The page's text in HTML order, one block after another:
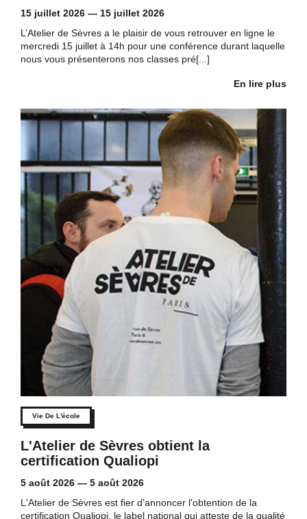
15 juillet 2026 — 15 juillet 2026
L’Atelier de Sèvres a le plaisir de vous retrouver en ligne le
mercredi 15 juillet à 14h pour une conférence durant laquelle
nous vous présenterons nos classes pré[...]
En lire plus
Vie De L'école
L'Atelier de Sèvres obtient la
certification Qualiopi
5 août 2026 — 5 août 2026
L'Atelier de Sèvres est fier d'annoncer l'obtention de la
certification Qualiopi, le label national qui atteste de la qualité